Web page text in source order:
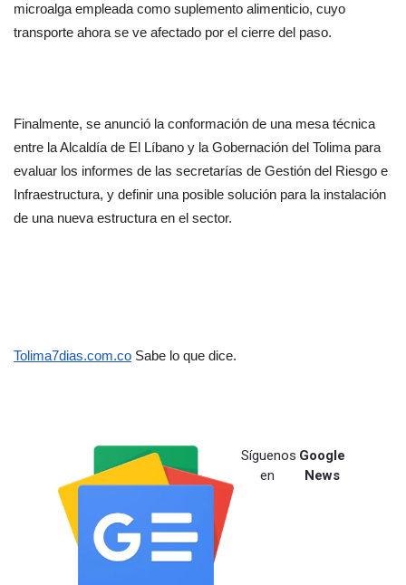
microalga empleada como suplemento alimenticio, cuyo
transporte ahora se ve afectado por el cierre del paso.
Finalmente, se anunció la conformación de una mesa técnica
entre la Alcaldía de El Líbano y la Gobernación del Tolima para
evaluar los informes de las secretarías de Gestión del Riesgo e
Infraestructura, y definir una posible solución para la instalación
de una nueva estructura en el sector.
Tolima7dias.com.co Sabe lo que dice.
Síguenos
en
Google
News